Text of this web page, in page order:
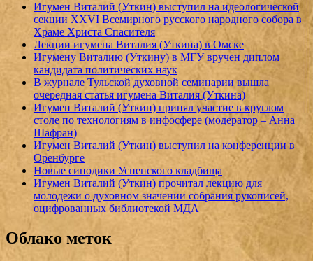
Игумен Виталий (Уткин) выступил на идеологической
секции XXVI Всемирного русского народного собора в
Храме Христа Спасителя
Лекции игумена Виталия (Уткина) в Омске
Игумену Виталию (Уткину) в МГУ вручен диплом
кандидата политических наук
В журнале Тульской духовной семинарии вышла
очередная статья игумена Виталия (Уткина)
Игумен Виталий (Уткин) принял участие в круглом
столе по технологиям в инфосфере (модератор – Анна
Шафран)
Игумен Виталий (Уткин) выступил на конференции в
Оренбурге
Новые синодики Успенского кладбища
Игумен Виталий (Уткин) прочитал лекцию для
молодежи о духовном значении собрания рукописей,
оцифрованных библиотекой МДА
Облако меток